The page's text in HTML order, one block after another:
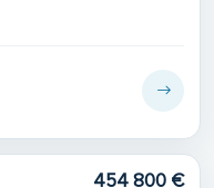
454 800 €